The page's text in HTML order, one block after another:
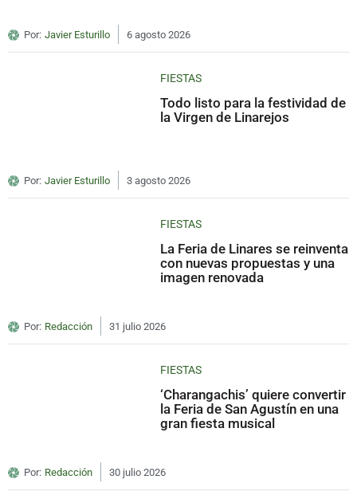
Por: Javier Esturillo 6 agosto 2026
FIESTAS
Todo listo para la festividad de
la Virgen de Linarejos
Por: Javier Esturillo 3 agosto 2026
FIESTAS
La Feria de Linares se reinventa
con nuevas propuestas y una
imagen renovada
Por: Redacción 31 julio 2026
FIESTAS
‘Charangachis’ quiere convertir
la Feria de San Agustín en una
gran fiesta musical
Por: Redacción 30 julio 2026